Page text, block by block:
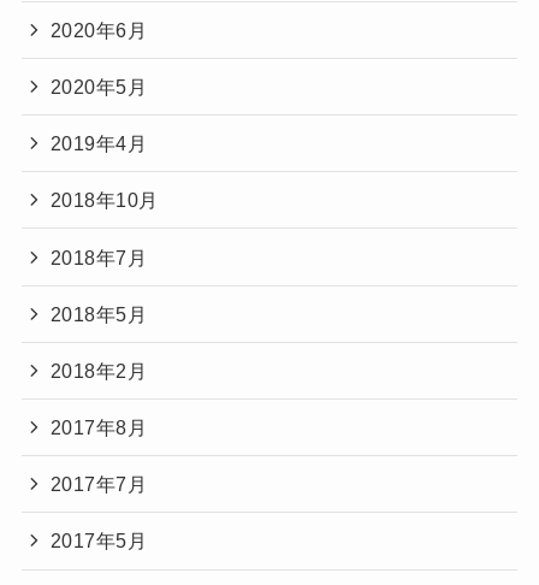
2020年6月
2020年5月
2019年4月
2018年10月
2018年7月
2018年5月
2018年2月
2017年8月
2017年7月
2017年5月